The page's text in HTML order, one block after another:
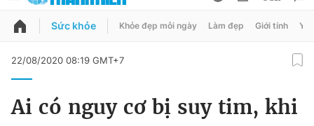
QUẢNG CÁO ĐẶT BÁO
Đổi mật khẩu
Sức khỏe Khỏe đẹp mỗi ngày Làm đẹp Giới tính Y
22/08/2020 08:19 GMT+7
Ai có nguy cơ bị suy tim, khi